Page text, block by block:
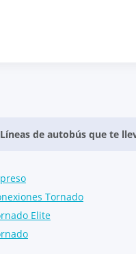
Líneas de autobús que te
Tornado
Elite